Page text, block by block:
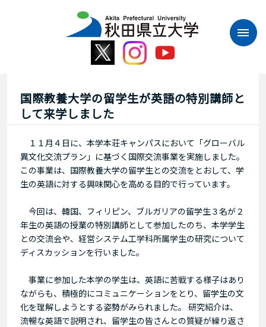
国際教養大学の留学生が英語の特別講師と
して来学しました
１１月４日に、本学本荘キャンパスにおいて「グローバル
異文化交流プラン」に基づく国際交流事業を実施しました。
この事業は、国際教養大学の留学生との交流をとおして、学
生の英語に対する興味関心を高める目的で行っています。
今回は、韓国、フィリピン、ブルガリアの留学生３名が２
年生の英語の授業の特別講師として参加したのち、本学学生
との交流会や、経営システム工学科所属学生の研究について
ディスカッションを行いました。
事業に参加した本学の学生は、英語に苦戦する様子はあり
ながらも、積極的にコミュニケーションをとり、留学生の文
化を理解しようとする姿勢がみられました。 研究紹介は、
流暢な英語で説明され、留学生の皆さんとの質疑が繰り返さ